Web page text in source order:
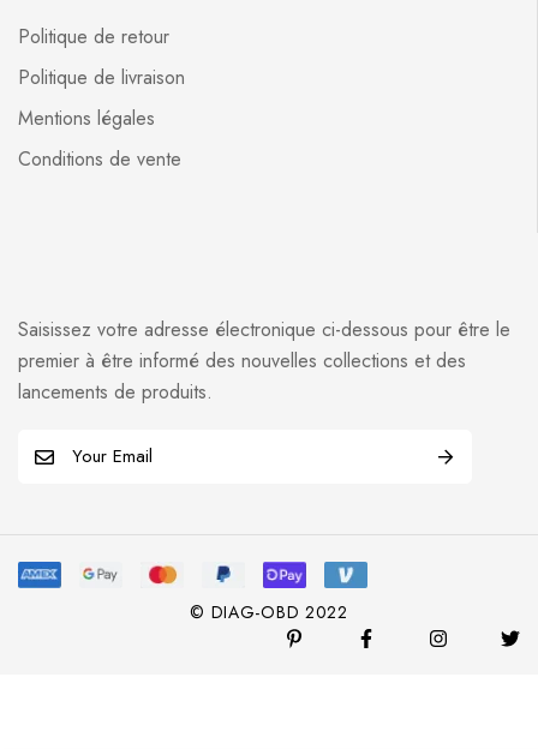
Politique de retour
Politique de livraison
Mentions légales
Conditions de vente
Saisissez votre adresse électronique ci-dessous pour être le
premier à être informé des nouvelles collections et des
lancements de produits.
l
© DIAG-OBD 2022